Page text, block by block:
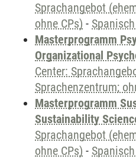
Sprachangebot
ohne CPs) -
Masterprogramm
Organizational
Center:
Sprachenzentrum;
Masterprogramm
Sustainability
Sprachangebot
ohne CPs) -